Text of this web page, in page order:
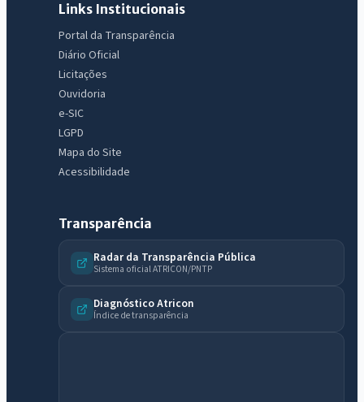
Links Institucionais
Portal da Transparência
Diário Oficial
Licitações
Ouvidoria
e-SIC
LGPD
Mapa do Site
Acessibilidade
Transparência
Radar da Transparência Pública
Sistema oficial ATRICON/PNTP
Diagnóstico Atricon
Índice de transparência
IntGest AI
Assistente do Portal
Olá. Pergunte sobre serviços, notícias, legislação, Diário Oficial,